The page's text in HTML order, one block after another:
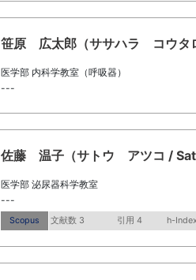
笹原 広太郎（ササハラ コウタ
医学部 内科学教室（呼吸器）
---
佐藤 温子（サトウ アツコ /
医学部 泌尿器科学教室
---
Scopus 文献数 3 引用 4 h-